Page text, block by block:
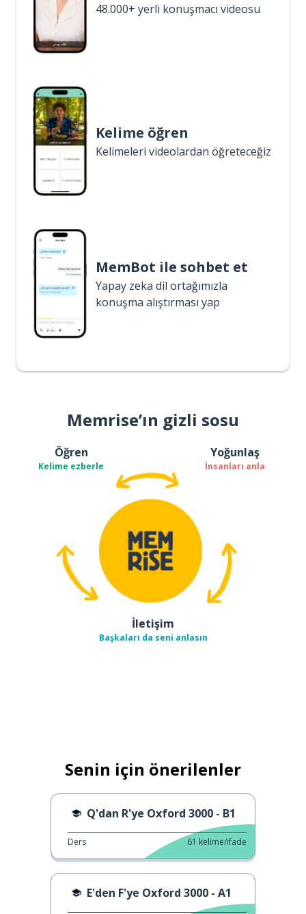
48.000+ yerli konuşmacı videosu
Kelime öğren
Kelimeleri videolardan öğreteceğiz
MemBot ile sohbet et
Yapay zeka dil ortağımızla
konuşma alıştırması yap
Memrise’ın gizli sosu
Öğren
Kelime ezberle
Yoğunlaş
İnsanları anla
İletişim
Başkaları da seni anlasın
Senin için önerilenler
Q'dan R'ye Oxford 3000 - B1
Ders 61 kelime/ifade
E'den F'ye Oxford 3000 - A1